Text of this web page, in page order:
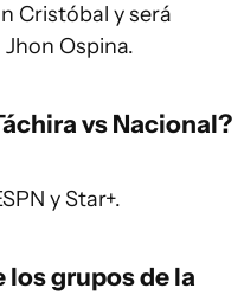
Cristóbal y será
Ospina.
vs Nacional?
y Star+.
los grupos de la